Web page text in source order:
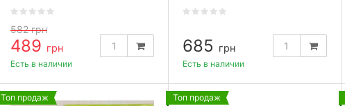
582грн
489 грн
Есть в наличии
685 грн
Есть в наличии
Топ продаж Топ продаж